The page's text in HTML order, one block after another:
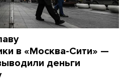
в «Москва-Сити» —
деньги